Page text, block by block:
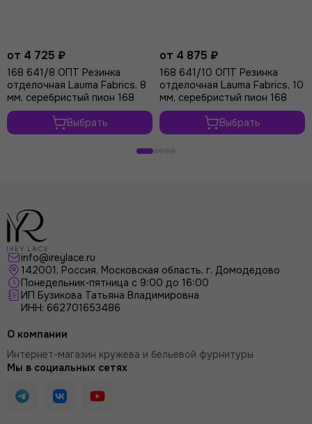
от 4 725 ₽
168 641/8 ОПТ Резинка
отделочная Lauma Fabrics, 8
мм, серебристый пион 168
Выбрать
от 4 875 ₽
168 641/10 ОПТ Резинка
отделочная Lauma Fabrics, 10
мм, серебристый пион 168
Выбрать
info@ireylace.ru
142001, Россия, Московская область, г. Домодедово
Понедельник-пятница с 9:00 до 16:00
ИП Бузикова Татьяна Владимировна
ИНН: 662701653486
О компании
Интернет-магазин кружева и бельевой фурнитуры
Мы в социальных сетях